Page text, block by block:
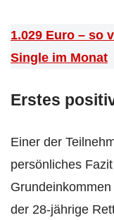
1.029 Euro – so
Single im Monat
Erstes
Einer der
persönliches
der 28-jährige